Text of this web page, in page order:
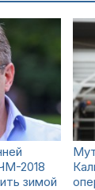
2018
зимой